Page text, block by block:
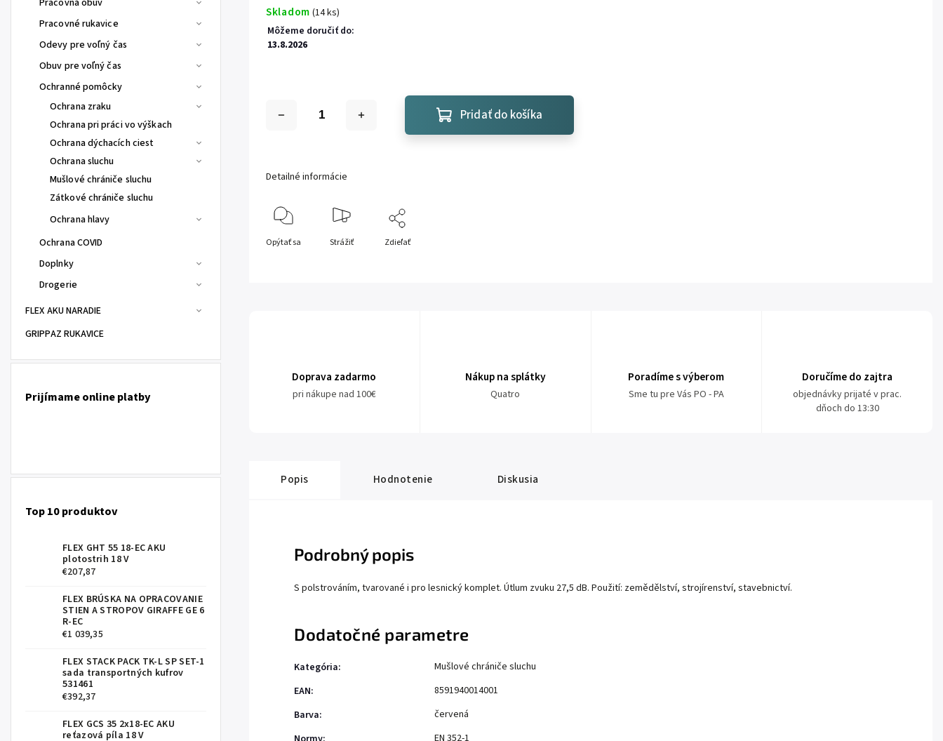
Pracovná obuv
Pracovné rukavice
Odevy pre voľný čas
Obuv pre voľný čas
Ochranné pomôcky
Ochrana zraku
Ochrana pri práci vo výškach
Ochrana dýchacích ciest
Ochrana sluchu
Mušlové chrániče sluchu
Zátkové chrániče sluchu
Ochrana hlavy
Ochrana COVID
Doplnky
Drogerie
FLEX AKU NARADIE
GRIPPAZ RUKAVICE
Prijímame online platby
Top 10 produktov
FLEX GHT 55 18-EC AKU
plotostrih 18 V
€207,87
FLEX BRÚSKA NA OPRACOVANIE
STIEN A STROPOV GIRAFFE GE 6
R-EC
€1 039,35
FLEX STACK PACK TK-L SP SET-1
sada transportných kufrov
531461
€392,37
FLEX GCS 35 2x18-EC AKU
reťazová píla 18 V
Skladom (14 ks)
Môžeme doručiť do:
13.8.2026
Pridať do košíka
Detailné informácie
Opýtať sa Strážiť Zdieľať
Doprava zadarmo
pri nákupe nad 100€
Nákup na splátky
Quatro
Poradíme s výberom
Sme tu pre Vás PO - PA
Doručíme do zajtra
objednávky prijaté v prac.
dňoch do 13:30
Popis Hodnotenie Diskusia
Podrobný popis
S polstrováním, tvarované i pro lesnický komplet. Útlum zvuku 27,5 dB. Použití: zemědělství, strojírenství, stavebnictví.
Dodatočné parametre
Kategória:
Mušlové chrániče sluchu
EAN:
8591940014001
Barva:
červená